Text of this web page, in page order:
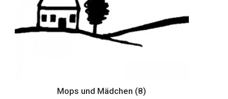
Mops und Mädchen (8)